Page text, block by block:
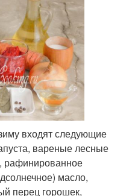
входят следующие
вареные лесные
рафинированное
масло,
перец горошек,